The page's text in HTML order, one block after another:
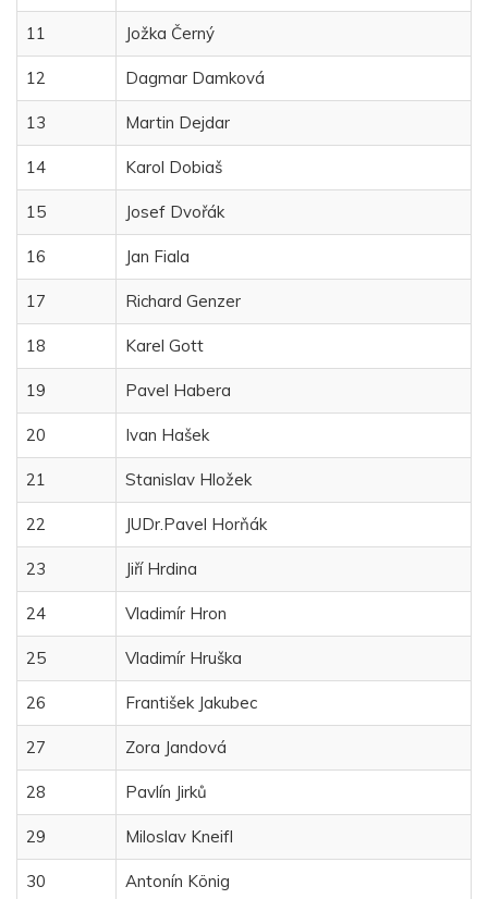
11 Jožka Černý
12 Dagmar Damková
13 Martin Dejdar
14 Karol Dobiaš
15 Josef Dvořák
16 Jan Fiala
17 Richard Genzer
18 Karel Gott
19 Pavel Habera
20 Ivan Hašek
21 Stanislav Hložek
22 JUDr.Pavel Horňák
23 Jiří Hrdina
24 Vladimír Hron
25 Vladimír Hruška
26 František Jakubec
27 Zora Jandová
28 Pavlín Jirků
29 Miloslav Kneifl
30 Antonín König